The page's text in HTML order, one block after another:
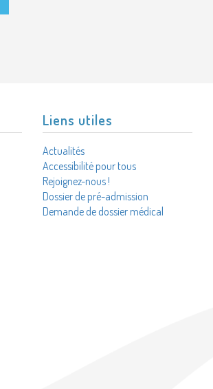
Liens utiles
Actualités
Accessibilité pour tous
Rejoignez-nous !
Dossier de pré-admission
Demande de dossier médical